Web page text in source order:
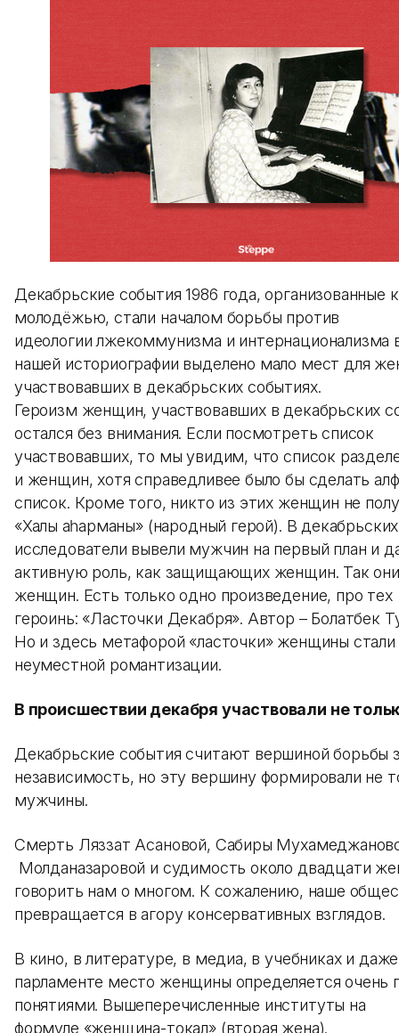
Декабрьские события 1986 года, организованные
молодёжью, стали началом борьбы против
идеологии лжекоммунизма и
нашей историографии выделено мало мест для
участвовавших в декабрьских событиях.
Героизм женщин, участвовавших в декабрьских
остался без внимания. Если посмотреть список
участвовавших, то мы увидим, что список
и женщин, хотя справедливее было бы сделать
список. Кроме того, никто из этих женщин не
«Халық қаһарманы» (народный герой). В
исследователи вывели мужчин на первый план и
активную роль, как защищающих женщин. Так
женщин. Есть только одно произведение, про тех
героинь: «Ласточки Декабря». Автор – Болатбек
Но и здесь метафорой «ласточки» женщины
неуместной романтизации.
В происшествии декабря участвовали не
Декабрьские события считают вершиной борьбы
независимость, но эту вершину формировали не
мужчины.
Смерть Ляззат Асановой, Сабиры
Молданазаровой и судимость около двадцати
говорить нам о многом. К сожалению, наше
превращается в агору консервативных взглядов.
В кино, в литературе, в медиа, в учебниках и
парламенте место женщины определяется очень
понятиями. Вышеперечисленные институты на
формуле «женщина-токал» (вторая жена).